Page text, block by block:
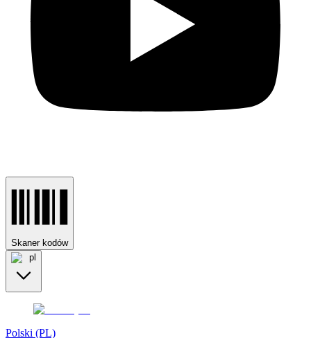
Skaner kodów
pl
Polski (PL)